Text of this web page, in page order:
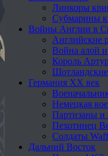
Линкоры
Субмарины
Войны Англии в
Английские
Война алой
Король
Германия XX век
Немецкая
Партизаны и
Пехотинец
Солдаты
Дальний Восток